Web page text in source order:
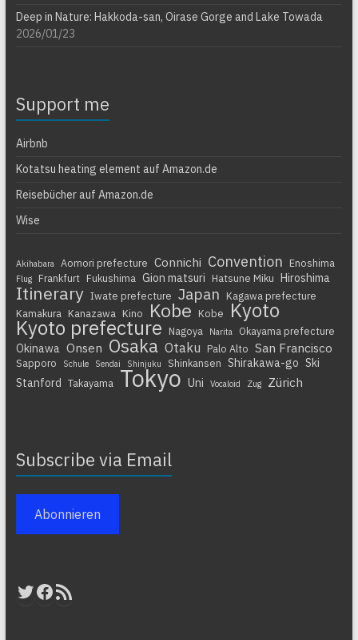
Deep in Nature: Hakkoda-san, Oirase Gorge and Lake Towada
2026/01/23
Support me
Airbnb
Kotatsu heating element auf Amazon.de
Reisebücher auf Amazon.de
Wise
Akihabara Aomori prefecture Connichi Convention Enoshima
Flug Frankfurt Fukushima Gion matsuri Hatsune Miku Hiroshima
Itinerary Iwate prefecture Japan
Kagawa prefecture
Kamakura Kanazawa Kino Kobe Kobe Kyoto
Kyoto prefecture Nagoya Narita Okayama prefecture
Okinawa Onsen Osaka Otaku Palo Alto San Francisco
Sapporo Schule Sendai Shinjuku Shinkansen Shirakawa-go Ski
Stanford
Takayama Tokyo Uni Vocaloid Zug Zürich
Subscribe via Email
Abonnieren
Twitter
Facebook
RSS-Feed